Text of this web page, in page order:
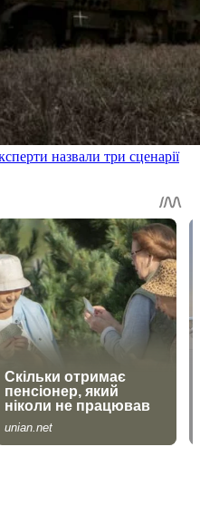
назвали три сценарії